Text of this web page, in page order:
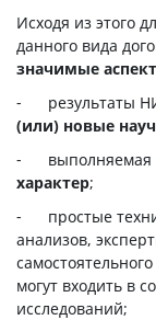
Исходя из этого
данного вида
значимые
- результаты
(или) новые
- выполняемая
характер;
- простые
анализов,
могут входить в
исследований;